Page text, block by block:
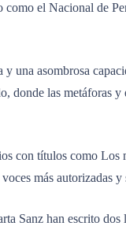
el Nacional de
una asombrosa
donde las metáforas
con títulos como Los
más autorizadas y
Sanz han escrito